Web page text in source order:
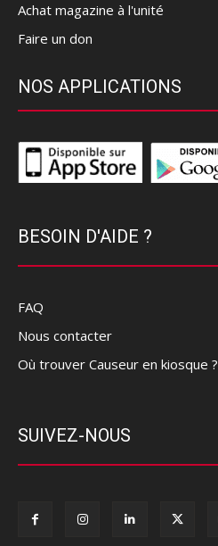
Achat magazine à l'unité
Faire un don
NOS APPLICATIONS
BESOIN D'AIDE ?
FAQ
Nous contacter
Où trouver Causeur en kiosque ?
SUIVEZ-NOUS